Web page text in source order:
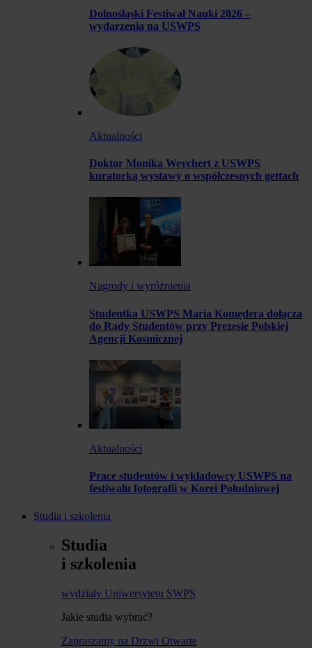
Dolnośląski Festiwal Nauki 2026 –
wydarzenia na USWPS
Aktualności
Doktor Monika Weychert z USWPS
kuratorką wystawy o współczesnych gettach
Nagrody i wyróżnienia
Studentka USWPS Maria Komędera dołącza
do Rady Studentów przy Prezesie Polskiej
Agencji Kosmicznej
Aktualności
Prace studentów i wykładowcy USWPS na
festiwalu fotografii w Korei Południowej
Studia i szkolenia
Studia
i szkolenia
wydziały Uniwersytetu SWPS
Jakie studia wybrać?
Zapraszamy na Drzwi Otwarte